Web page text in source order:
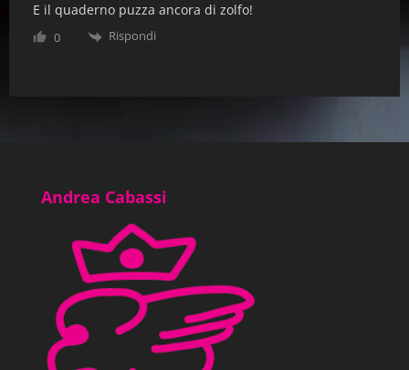
E il quaderno puzza ancora di zolfo!
0 Rispondi
Andrea Cabassi